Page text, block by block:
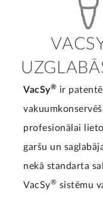
VacSy® ir
profesionālai
garšu un
nekā standarta
VacSy® sistēmu